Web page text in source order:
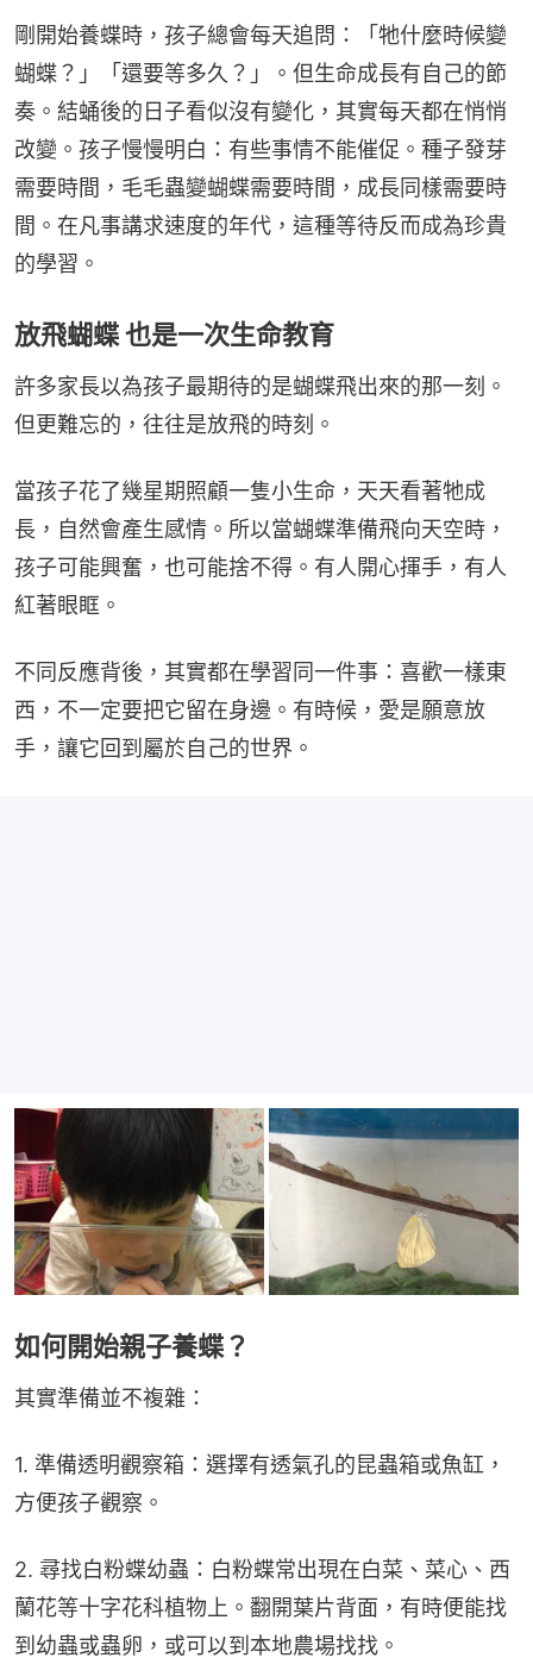
剛開始養蝶時，孩子總會每天追問：「牠什麼時候變
蝴蝶？」「還要等多久？」。但生命成長有自己的節
奏。結蛹後的日子看似沒有變化，其實每天都在悄悄
改變。孩子慢慢明白：有些事情不能催促。種子發芽
需要時間，毛毛蟲變蝴蝶需要時間，成長同樣需要時
間。在凡事講求速度的年代，這種等待反而成為珍貴
的學習。
放飛蝴蝶 也是一次生命教育
許多家長以為孩子最期待的是蝴蝶飛出來的那一刻。
但更難忘的，往往是放飛的時刻。
當孩子花了幾星期照顧一隻小生命，天天看著牠成
長，自然會產生感情。所以當蝴蝶準備飛向天空時，
孩子可能興奮，也可能捨不得。有人開心揮手，有人
紅著眼眶。
不同反應背後，其實都在學習同一件事：喜歡一樣東
西，不一定要把它留在身邊。有時候，愛是願意放
手，讓它回到屬於自己的世界。
如何開始親子養蝶？
其實準備並不複雜：
1. 準備透明觀察箱：選擇有透氣孔的昆蟲箱或魚缸，
方便孩子觀察。
2. 尋找白粉蝶幼蟲：白粉蝶常出現在白菜、菜心、西
蘭花等十字花科植物上。翻開葉片背面，有時便能找
到幼蟲或蟲卵，或可以到本地農場找找。